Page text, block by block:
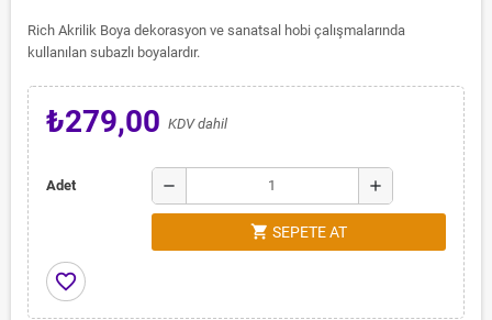
Rich Akrilik Boya dekorasyon ve sanatsal hobi çalışmalarında
kullanılan subazlı boyalardır.
₺279,00 KDV dahil
Adet remove add
shopping_cart SEPETE AT
favorite_border